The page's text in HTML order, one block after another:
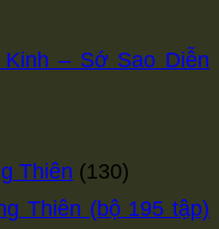
– Sớ Sao Diễn
Thiên (130)
Thiên (bộ 195 tập)